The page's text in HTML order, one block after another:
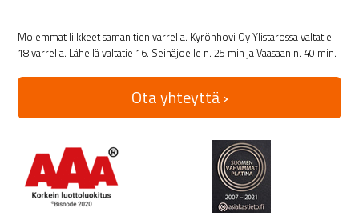
Molemmat liikkeet saman tien varrella. Kyrönhovi Oy Ylistarossa valtatie
18 varrella. Lähellä valtatie 16. Seinäjoelle n. 25 min ja Vaasaan n. 40 min.
Ota yhteyttä ›